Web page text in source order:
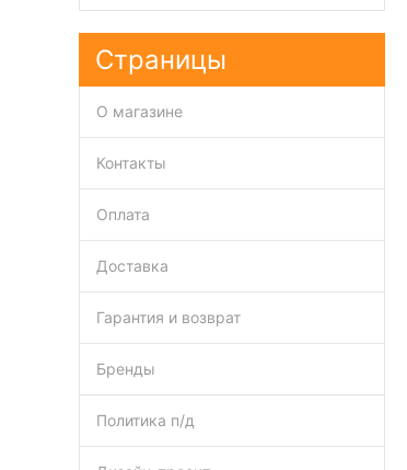
Страницы
О магазине
Контакты
Оплата
Доставка
Гарантия и возврат
Бренды
Политика п/д